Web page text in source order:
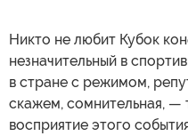
Никто не любит Кубок
незначительный в
в стране с режимом,
скажем, сомнительная, —
восприятие этого